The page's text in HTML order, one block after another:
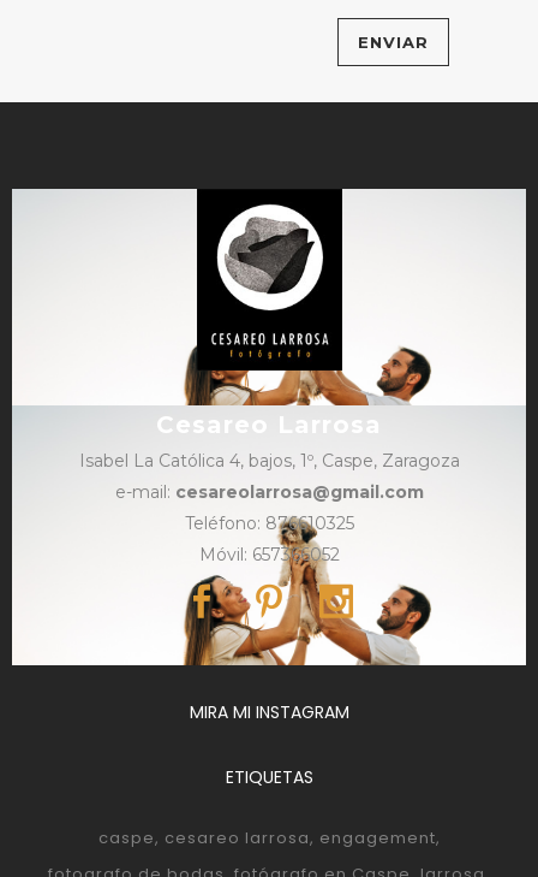
Cesareo Larrosa
Isabel La Católica 4, bajos, 1º, Caspe, Zaragoza
e-mail: cesareolarrosa@gmail.com
Teléfono: 876610325
Móvil: 657366052
MIRA MI INSTAGRAM
ETIQUETAS
caspe cesareo larrosa engagement